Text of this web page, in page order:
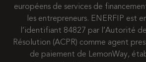
européens de services de
les entrepreneurs. ENERFIP est
l’identifiant 84827 par l’Autorité
Résolution (ACPR) comme agent
de paiement de LemonWay,